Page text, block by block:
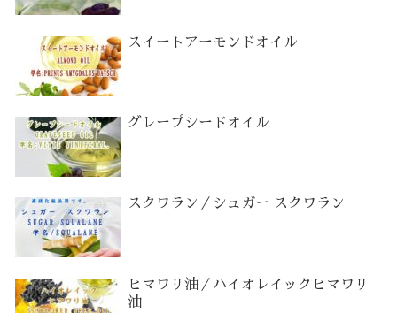
スイートアーモンドオイル
グレープシードオイル
スクワラン／シュガー スクワラン
ヒマワリ油／ハイオレイックヒマワリ
油